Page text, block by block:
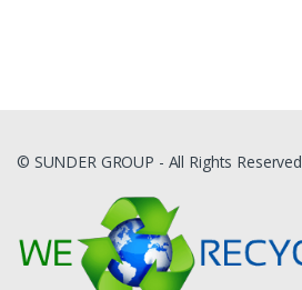
© SUNDER GROUP - All Rights Reserved